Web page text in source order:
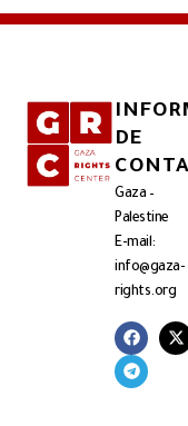
DE
Gaza –
Palestine
E-mail:
info@gaza-
rights.org